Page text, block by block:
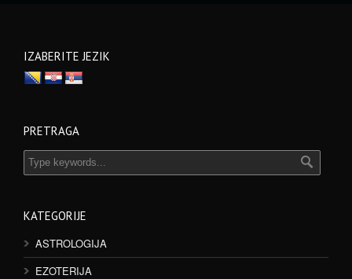
IZABERITE JEZIK
PRETRAGA
KATEGORIJE
ASTROLOGIJA
EZOTERIJA